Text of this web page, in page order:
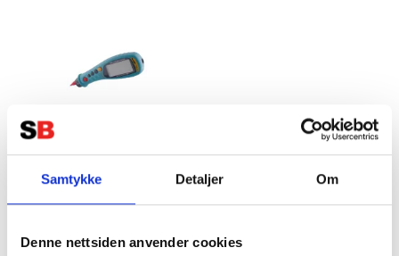
Samtykke Detaljer Om
Denne nettsiden anvender cookies
FLUXON Digital multimeter -
Penntyp
Tillverkare:FLUXON